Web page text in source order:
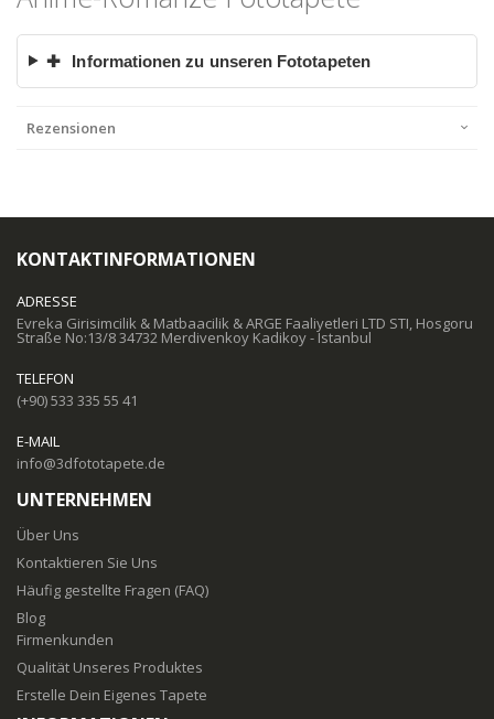
✚ Informationen zu unseren Fototapeten
Rezensionen
KONTAKTINFORMATIONEN
ADRESSE
Evreka Girisimcilik & Matbaacilik & ARGE Faaliyetleri LTD STI, Hosgoru
Straße No:13/8 34732 Merdivenkoy Kadikoy - Istanbul
TELEFON
(+90) 533 335 55 41
E-MAIL
info@3dfototapete.de
UNTERNEHMEN
Über Uns
Kontaktieren Sie Uns
Häufig gestellte Fragen (FAQ)
Blog
Firmenkunden
Qualität Unseres Produktes
Erstelle Dein Eigenes Tapete